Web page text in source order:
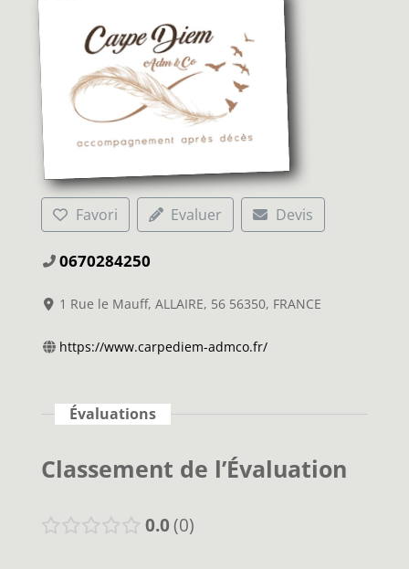
Favori Evaluer Devis
0670284250
1 Rue le Mauff, ALLAIRE, 56 56350, FRANCE
https://www.carpediem-admco.fr/
Évaluations
Classement de l’Évaluation
0.0 0